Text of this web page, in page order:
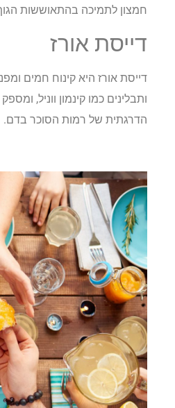
חמצון לתמיכה בהתאוששות
דייסת אורז
דייסת אורז היא קינוח חמים
ותבלינים כמו קינמון ווניל,
הדרגתית של רמות הסוכר בדם.